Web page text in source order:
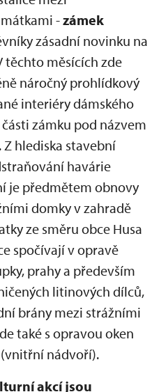
-zámek
zásadní novinku na
těchto měsících zde
náročný prohlídkový
interiéry dámského
zámku pod názvem
Z hlediska stavební
havárie
je předmětem obnovy
domky v zahradě
ze směru obce Husa
spočívají v opravě
prahy a především
litinových dílců,
brány mezi strážními
také s opravou oken
nádvoří).
akcí jsou